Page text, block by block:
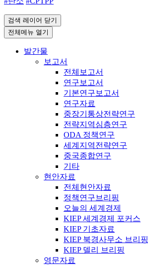
검색 레이어 닫기
전체메뉴 열기
발간물
보고서
전체보고서
연구보고서
기본연구보고서
연구자료
중장기통상전략연구
전략지역심층연구
ODA 정책연구
세계지역전략연구
중국종합연구
기타
현안자료
전체현안자료
정책연구브리핑
오늘의 세계경제
KIEP 세계경제 포커스
KIEP 기초자료
KIEP 북경사무소 브리핑
KIEP 델리 브리핑
영문자료